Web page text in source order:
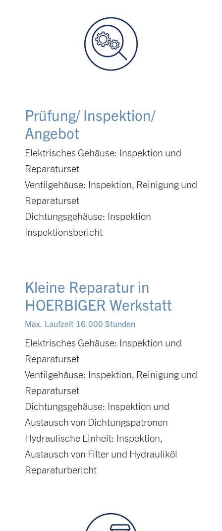
Prüfung/ Inspektion/
Angebot
Elektrisches Gehäuse: Inspektion und
Reparaturset
Ventilgehäuse: Inspektion, Reinigung und
Reparaturset
Dichtungsgehäuse: Inspektion
Inspektionsbericht
Kleine Reparatur in
HOERBIGER Werkstatt
Max. Laufzeit 16.000 Stunden
Elektrisches Gehäuse: Inspektion und
Reparaturset
Ventilgehäuse: Inspektion, Reinigung und
Reparaturset
Dichtungsgehäuse: Inspektion und
Austausch von Dichtungspatronen
Hydraulische Einheit: Inspektion,
Austausch von Filter und Hydrauliköl
Reparaturbericht